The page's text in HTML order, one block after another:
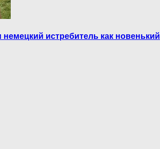
истребитель как новенький